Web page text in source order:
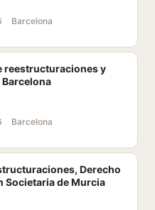
Barcelona
reestructuraciones y
Barcelona
Derecho
Societaria de Murcia